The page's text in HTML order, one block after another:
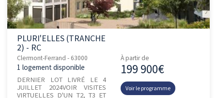
PLURI'ELLES (TRANCHE
2) - RC
Clermont-Ferrand - 63000
1 logement disponible
DERNIER LOT LIVRÉ LE 4
JUILLET 2024VOIR VISITES
VIRTUELLES D'UN T2, T3 ET
À partir de
199 900€
Voir le programme